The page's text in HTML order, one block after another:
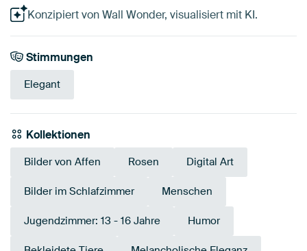
Konzipiert von Wall Wonder, visualisiert mit KI.
Stimmungen
Elegant
Kollektionen
Bilder von Affen Rosen Digital Art
Bilder im Schlafzimmer Menschen
Jugendzimmer: 13 - 16 Jahre Humor